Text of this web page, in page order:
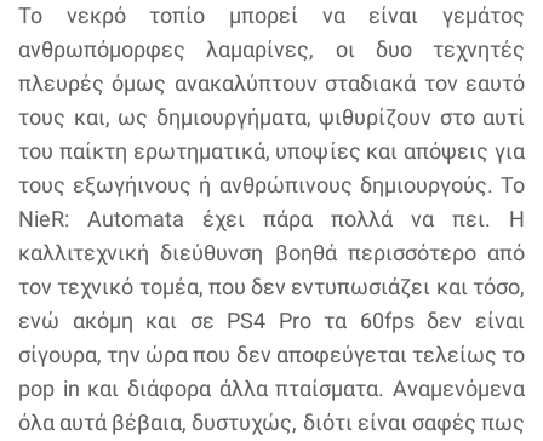
Το νεκρό τοπίο μπορεί να είναι γεμάτος
ανθρωπόμορφες λαμαρίνες, οι δυο τεχνητές
πλευρές όμως ανακαλύπτουν σταδιακά τον εαυτό
τους και, ως δημιουργήματα, ψιθυρίζουν στο αυτί
του παίκτη ερωτηματικά, υποψίες και απόψεις για
τους εξωγήινους ή ανθρώπινους δημιουργούς. Το
NieR: Automata έχει πάρα πολλά να πει. Η
καλλιτεχνική διεύθυνση βοηθά περισσότερο από
τον τεχνικό τομέα, που δεν εντυπωσιάζει και τόσο,
ενώ ακόμη και σε PS4 Pro τα 60fps δεν είναι
σίγουρα, την ώρα που δεν αποφεύγεται τελείως το
pop in και διάφορα άλλα πταίσματα. Αναμενόμενα
όλα αυτά βέβαια, δυστυχώς, διότι είναι σαφές πως